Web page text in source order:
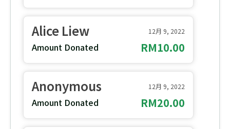
Alice Liew 12月 9, 2022
Amount Donated RM10.00
Anonymous 12月 9, 2022
Amount Donated RM20.00